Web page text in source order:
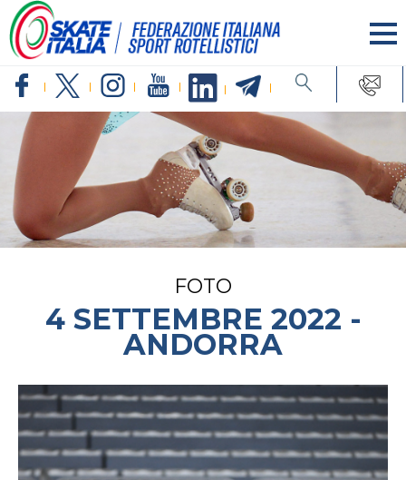
FOTO
4 SETTEMBRE 2022 -
ANDORRA